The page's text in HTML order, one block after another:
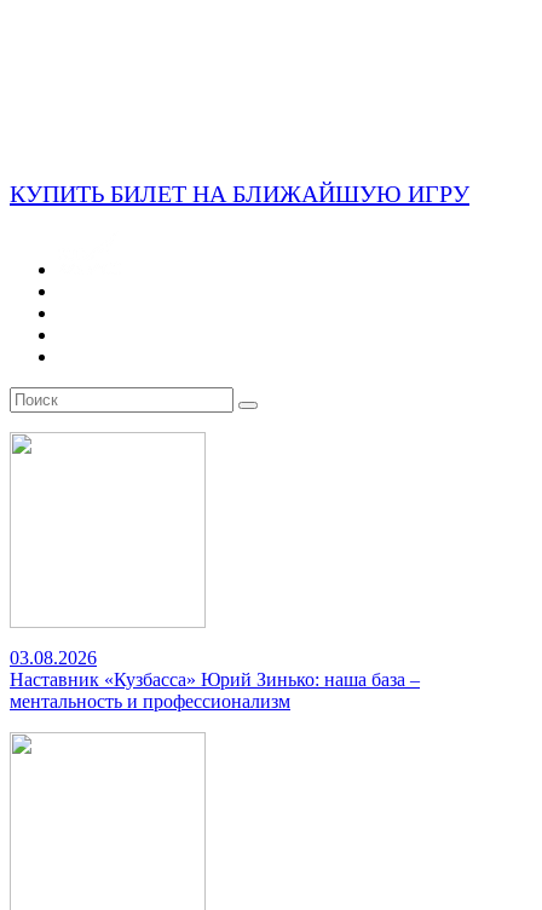
КУПИТЬ БИЛЕТ НА БЛИЖАЙШУЮ ИГРУ
03.08.2026
Наставник «Кузбасса» Юрий Зинько: наша база –
ментальность и профессионализм